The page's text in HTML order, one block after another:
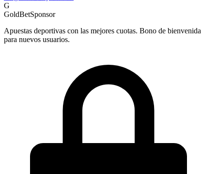
G
GoldBetSponsor
Apuestas deportivas con las mejores cuotas. Bono de bienvenida
para nuevos usuarios.